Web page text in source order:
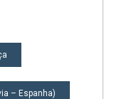
– Espanha)